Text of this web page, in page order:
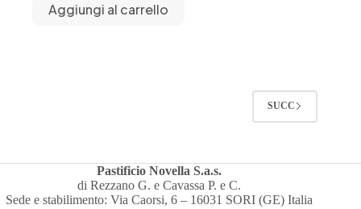
Aggiungi al carrello
SUCC
Pastificio Novella S.a.s.
di Rezzano G. e Cavassa P. e C.
Sede e stabilimento: Via Caorsi, 6 – 16031 SORI (GE) Italia